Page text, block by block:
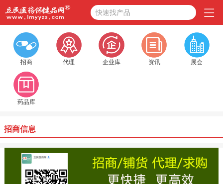
快速找产品
招商 代理 企业库 资讯 展会
药品库
招商信息